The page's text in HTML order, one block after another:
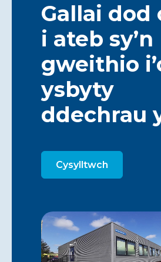
Gallai dod
i ateb sy’n
gweithio
ysbyty
ddechrau
Cysylltwch